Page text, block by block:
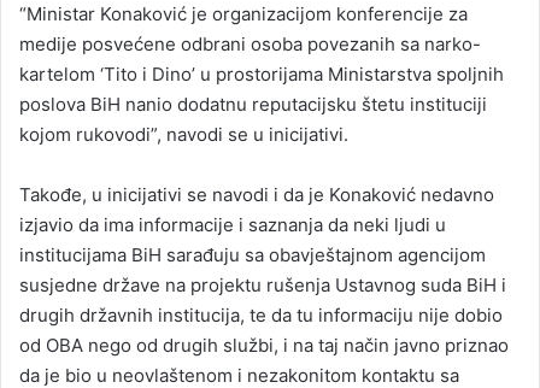
“Ministar Konaković je organizacijom konferencije za
medije posvećene odbrani osoba povezanih sa narko-
kartelom ‘Tito i Dino’ u prostorijama Ministarstva spoljnih
poslova BiH nanio dodatnu reputacijsku štetu instituciji
kojom rukovodi”, navodi se u inicijativi.
Takođe, u inicijativi se navodi i da je Konaković nedavno
izjavio da ima informacije i saznanja da neki ljudi u
institucijama BiH sarađuju sa obavještajnom agencijom
susjedne države na projektu rušenja Ustavnog suda BiH i
drugih državnih institucija, te da tu informaciju nije dobio
od OBA nego od drugih službi, i na taj način javno priznao
da je bio u neovlaštenom i nezakonitom kontaktu sa